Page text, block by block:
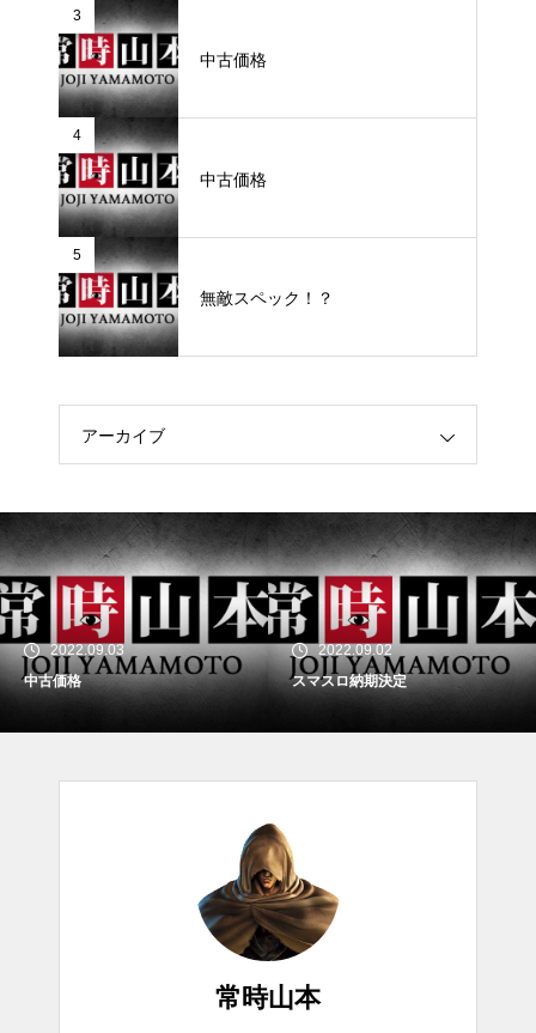
3
中古価格
4
中古価格
5
無敵スペック！？
アーカイブ
2022.09.03
中古価格
2022.09.02
スマスロ納期決定
常時山本